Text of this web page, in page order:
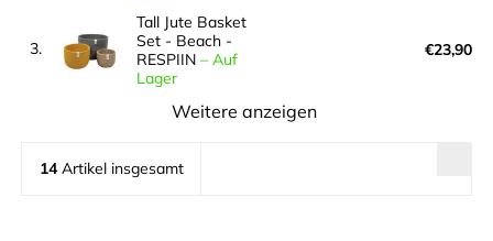
3.
Tall Jute Basket
Set - Beach -
RESPIIN – Auf
Lager
€23,90
Weitere anzeigen
14Artikel insgesamt